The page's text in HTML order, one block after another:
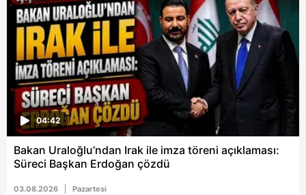
6698 sayılı Kişisel Verilerin Korunması Kanunu uyarınca
hazırlanmış Aydınlatma Metnimizi okumak ve sitemizde
ilgili mevzuata uygun olarak kullanılan çerezlerle ilgili bilgi
almak için lütfentıklayınız .
04:42
Bakan Uraloğlu’ndan Irak ile imza töreni açıklaması:
Süreci Başkan Erdoğan çözdü
03.08.2026 Pazartesi